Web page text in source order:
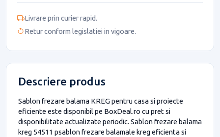
Livrare prin curier rapid.
Retur conform legislatiei in vigoare.
Descriere produs
Sablon frezare balama KREG pentru casa si proiecte
eficiente este disponibil pe BoxDeal.ro cu pret si
disponibilitate actualizate periodic. Sablon frezare balama
kreg 54511 psablon frezare balamale kreg eficienta si